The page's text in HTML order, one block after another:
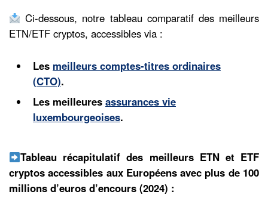
Ci-dessous, notre tableau comparatif des meilleurs
ETN/ETF cryptos, accessibles via :
Les meilleurs comptes-titres ordinaires
(CTO).
Les meilleures assurances vie
luxembourgeoises.
Tableau récapitulatif des meilleurs ETN et ETF
cryptos accessibles aux Européens avec plus de 100
millions d’euros d’encours (2024) :